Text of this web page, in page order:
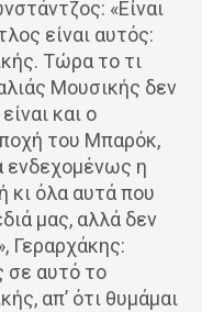
«Είναι
είναι αυτός:
Τώρα το τι
Μουσικής δεν
και ο
του Μπαρόκ,
ενδεχομένως η
κι όλα αυτά που
μας, αλλά δεν
Γεραρχάκης:
σε αυτό το
απ’ ότι θυμάμαι